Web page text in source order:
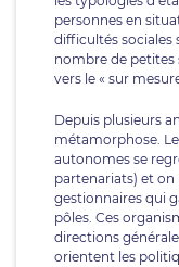
personnes en
difficultés sociales
nombre de petites
vers le « sur
Depuis plusieurs
métamorphose.
autonomes se
partenariats) et on
gestionnaires qui
pôles. Ces
directions
orientent les